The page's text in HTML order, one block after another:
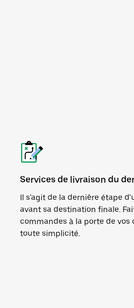
Services de livraison du
Il s'agit de la dernière étape
avant sa destination finale.
commandes à la porte de vos
toute simplicité.